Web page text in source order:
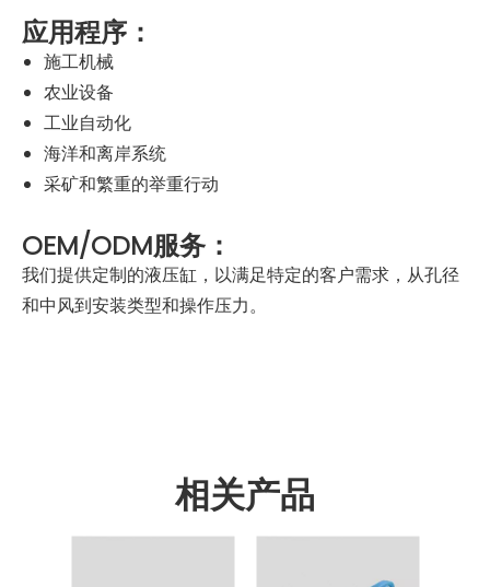
应用程序：
施工机械
农业设备
工业自动化
海洋和离岸系统
采矿和繁重的举重行动
OEM/ODM服务：
我们提供定制的液压缸，以满足特定的客户需求，从孔径
和中风到安装类型和操作压力。
相关产品